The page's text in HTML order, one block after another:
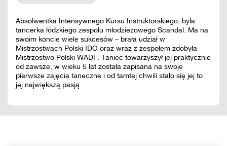
Absolwentka Intensywnego Kursu Instruktorskiego, była
tancerka łódzkiego zespołu młodzieżowego Scandal. Ma na
swoim koncie wiele sukcesów – brała udział w
Mistrzostwach Polski IDO oraz wraz z zespołem zdobyła
Mistrzostwo Polski WADF. Taniec towarzyszył jej praktycznie
od zawsze, w wieku 5 lat została zapisana na swoje
pierwsze zajęcia taneczne i od tamtej chwili stało się jej to
jej największą pasją.